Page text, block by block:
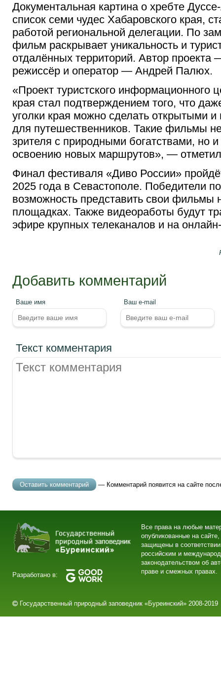
Документальная картина о хребте
список семи чудес Хабаровского края,
работой региональной делегации. По
фильм раскрывает уникальность и
отдалённых территорий. Автор проекта
режиссёр и оператор — Андрей Палюх.
«Проект туристского информационного
края стал подтверждением того, что
уголки края можно сделать открытыми
для путешественников. Такие фильмы
зрителя с природными богатствами, но
освоению новых маршрутов», —
Финал фестиваля «Диво России»
2025 года в Севастополе. Победители
возможность представить свои фильмы
площадках. Также видеоработы будут
эфире крупных телеканалов и на
Добавить комментарий
Ваше имя Ваш e-mail
Текст комментария
— Комментарий появится на сайте
Разработано в:
Все права на любые
опубликованные на сайте,
защищены в
российским и
законодательством об
праве и смежных правах.
Государственный природный заповедник «Буреинский» 2008-2019